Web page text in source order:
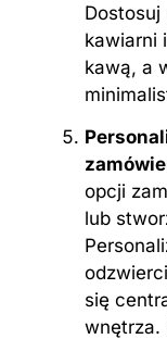
kawiarni
kawą, a
opcji
lub
się
wnętrza.